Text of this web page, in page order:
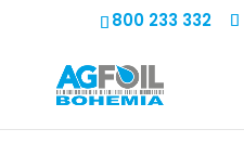
800 233 332